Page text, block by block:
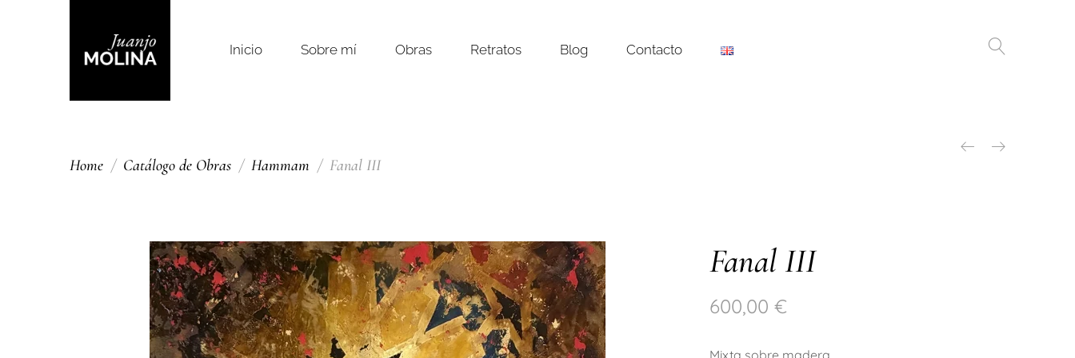
Inicio Sobre mí Obras Retratos Blog Contacto
Home Catálogo de Obras Hammam Fanal III
Fanal III
600,00 €